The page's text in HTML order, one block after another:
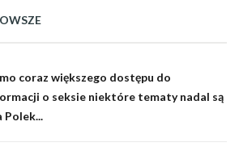
coraz większego dostępu do
o seksie niektóre tematy nadal są
Polek...